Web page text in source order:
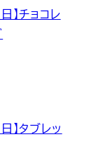
】チョコレ
】タブレッ